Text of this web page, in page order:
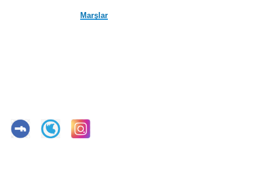
Marşlar